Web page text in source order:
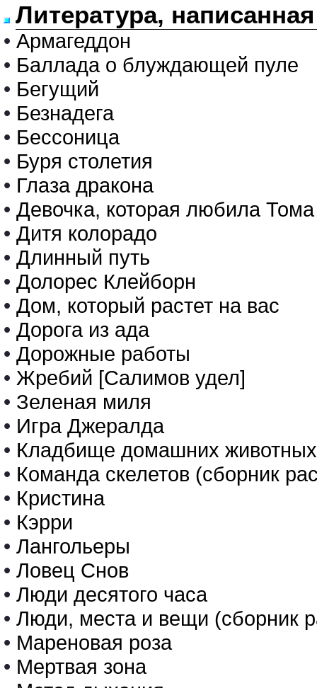
Литература,
• Армагеддон
• Баллада о блуждающей пуле
• Бегущий
• Безнадега
• Бессоница
• Буря столетия
• Глаза дракона
• Девочка, которая любила
• Дитя колорадо
• Длинный путь
• Долорес Клейборн
• Дом, который растет на вас
• Дорога из ада
• Дорожные работы
• Жребий [Салимов удел]
• Зеленая миля
• Игра Джералда
• Кладбище домашних животных
• Команда скелетов (сборник
• Кристина
• Кэрри
• Лангольеры
• Ловец Снов
• Люди десятого часа
• Люди, места и вещи (сборник
• Мареновая роза
• Мертвая зона